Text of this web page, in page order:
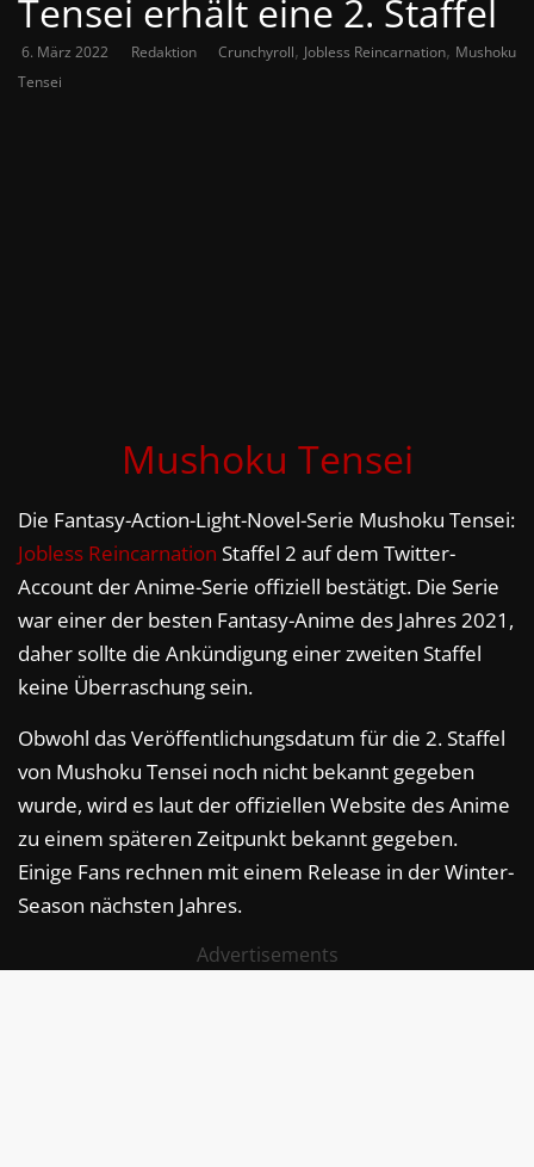
Tensei erhält eine 2. Staffel
6. März 2022 Redaktion Crunchyroll, Jobless Reincarnation, Mushoku
Tensei
Mushoku Tensei
Die Fantasy-Action-Light-Novel-Serie Mushoku Tensei:
Jobless Reincarnation Staffel 2 auf dem Twitter-
Account der Anime-Serie offiziell bestätigt. Die Serie
war einer der besten Fantasy-Anime des Jahres 2021,
daher sollte die Ankündigung einer zweiten Staffel
keine Überraschung sein.
Obwohl das Veröffentlichungsdatum für die 2. Staffel
von Mushoku Tensei noch nicht bekannt gegeben
wurde, wird es laut der offiziellen Website des Anime
zu einem späteren Zeitpunkt bekannt gegeben.
Einige Fans rechnen mit einem Release in der Winter-
Season nächsten Jahres.
Advertisements